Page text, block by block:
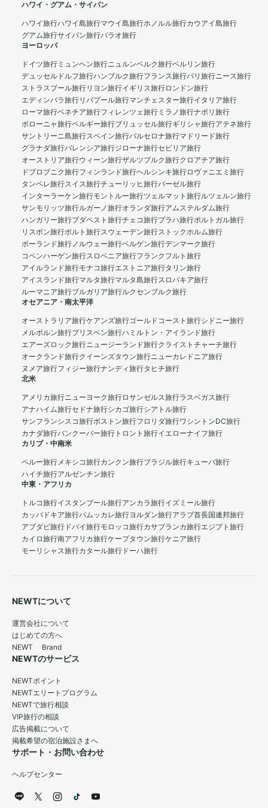
ハワイ・グアム・サイパン
ハワイ旅行ハワイ島旅行マウイ島旅行ホノルル旅行カウアイ島旅行
グアム旅行サイパン旅行パラオ旅行
ヨーロッパ
ドイツ旅行 ミュンヘン旅行ニュルンベルク旅行ベルリン旅行
デュッセルドルフ旅行ハンブルク旅行フランス旅行パリ旅行ニース旅行
ストラスブール旅行リヨン旅行イギリス旅行ロンドン旅行
エディンバラ旅行リバプール旅行マンチェスター旅行イタリア旅行
ローマ旅行ベネチア旅行フィレンツェ旅行 ミラノ旅行ナポリ旅行
ボローニャ旅行ベルギー旅行ブリュッセル旅行ギリシャ旅行アテネ旅行
サントリーニ島旅行スペイン旅行バルセロナ旅行マドリード旅行
グラナダ旅行バレンシア旅行ジローナ旅行セビリア旅行
オーストリア旅行ウィーン旅行ザルツブルク旅行クロアチア旅行
ドブロブニク旅行フィンランド旅行ヘルシンキ旅行ロヴァニエミ旅行
タンペレ旅行スイス旅行チューリッヒ旅行バーゼル旅行
インターラーケン旅行モントルー旅行ツェルマット旅行ルツェルン旅行
サンモリッツ旅行ルガーノ旅行オランダ旅行アムステルダム旅行
ハンガリー旅行ブダペスト旅行チェコ旅行プラハ旅行ポルトガル旅行
リスボン旅行ポルト旅行スウェーデン旅行ストックホルム旅行
ポーランド旅行ノルウェー旅行ベルゲン旅行デンマーク旅行
コペンハーゲン旅行スロベニア旅行フランクフルト旅行
アイルランド旅行モナコ旅行エストニア旅行タリン旅行
アイスランド旅行マルタ旅行マルタ島旅行スロバキア旅行
ルーマニア旅行ブルガリア旅行ルクセンブルク旅行
オセアニア・南太平洋
オーストラリア旅行ケアンズ旅行ゴールドコースト旅行シドニー旅行
メルボルン旅行ブリスベン旅行ハミルトン・アイランド旅行
エアーズロック旅行ニュージーランド旅行クライストチャーチ旅行
オークランド旅行クイーンズタウン旅行ニューカレドニア旅行
ヌメア旅行フィジー旅行ナンディ旅行タヒチ旅行
北米
アメリカ旅行ニューヨーク旅行ロサンゼルス旅行ラスベガス旅行
アナハイム旅行セドナ旅行シカゴ旅行シアトル旅行
サンフランシスコ旅行ボストン旅行フロリダ旅行ワシントンDC旅行
カナダ旅行バンクーバー旅行 トロント旅行イエローナイフ旅行
カリブ・中南米
ペルー旅行メキシコ旅行カンクン旅行ブラジル旅行キューバ旅行
ハイチ旅行アルゼンチン旅行
中東・アフリカ
トルコ旅行イスタンブール旅行アンカラ旅行イズミール旅行
カッパドキア旅行パムッカレ旅行ヨルダン旅行アラブ首長国連邦旅行
アブダビ旅行 ドバイ旅行モロッコ旅行カサブランカ旅行エジプト旅行
カイロ旅行南アフリカ旅行ケープタウン旅行ケニア旅行
モーリシャス旅行カタール旅行 ドーハ旅行
NEWTについて
運営会社について
はじめての方へ
NEWT Brand
NEWTのサービス
NEWTポイント
NEWTエリートプログラム
NEWTで旅行相談
VIP旅行の相談
広告掲載について
掲載希望の宿泊施設さまへ
サポート・お問い合わせ
ヘルプセンター